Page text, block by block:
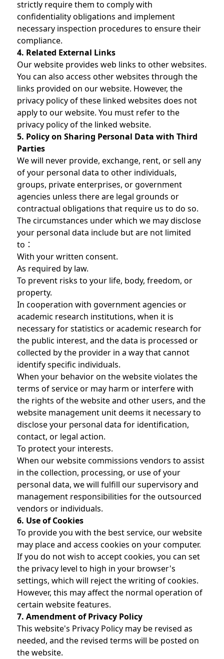
strictly require them to comply with
confidentiality obligations and implement
necessary inspection procedures to ensure their
compliance.
4. Related External Links
Our website provides web links to other websites.
You can also access other websites through the
links provided on our website. However, the
privacy policy of these linked websites does not
apply to our website. You must refer to the
privacy policy of the linked website.
5. Policy on Sharing Personal Data with Third
Parties
We will never provide, exchange, rent, or sell any
of your personal data to other individuals,
groups, private enterprises, or government
agencies unless there are legal grounds or
contractual obligations that require us to do so.
The circumstances under which we may disclose
your personal data include but are not limited
to：
With your written consent.
As required by law.
To prevent risks to your life, body, freedom, or
property.
In cooperation with government agencies or
academic research institutions, when it is
necessary for statistics or academic research for
the public interest, and the data is processed or
collected by the provider in a way that cannot
identify specific individuals.
When your behavior on the website violates the
terms of service or may harm or interfere with
the rights of the website and other users, and the
website management unit deems it necessary to
disclose your personal data for identification,
contact, or legal action.
To protect your interests.
When our website commissions vendors to assist
in the collection, processing, or use of your
personal data, we will fulfill our supervisory and
management responsibilities for the outsourced
vendors or individuals.
6. Use of Cookies
To provide you with the best service, our website
may place and access cookies on your computer.
If you do not wish to accept cookies, you can set
the privacy level to high in your browser's
settings, which will reject the writing of cookies.
However, this may affect the normal operation of
certain website features.
7. Amendment of Privacy Policy
This website's Privacy Policy may be revised as
needed, and the revised terms will be posted on
the website.